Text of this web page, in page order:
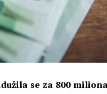
se za 800